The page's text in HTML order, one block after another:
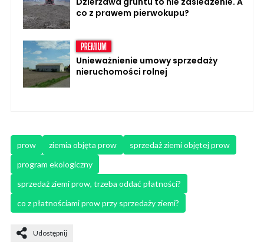
co z prawem pierwokupu?
Unieważnienie umowy sprzedaży
nieruchomości rolnej
prow ziemia objęta prow
sprzedaż ziemi objętej prow
program ekologiczny
sprzedaż ziemi prow, trzeba oddać płatności?
co z płatnościami prow przy sprzedaży ziemi?
Udostępnij